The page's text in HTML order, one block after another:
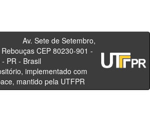
de Setembro,
CEP 80230-901 -
- PR - Brasil
implementado com
mantido pela UTFPR